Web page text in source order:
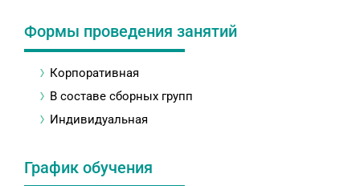
Формы проведения занятий
Корпоративная
В составе сборных групп
Индивидуальная
График обучения